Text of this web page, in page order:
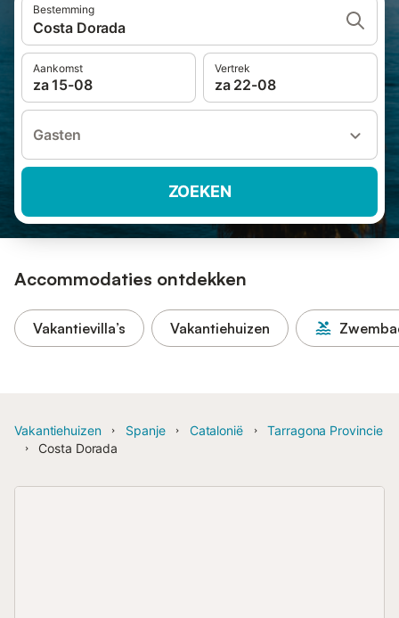
Bestemming
Costa Dorada
Aankomst
za 15-08
Vertrek
za 22-08
Gasten
ZOEKEN
Accommodaties ontdekken
Vakantievilla’s Vakantiehuizen
Vakantiehuizen Spanje Catalonië
Tarragona Provincie
Costa Dorada